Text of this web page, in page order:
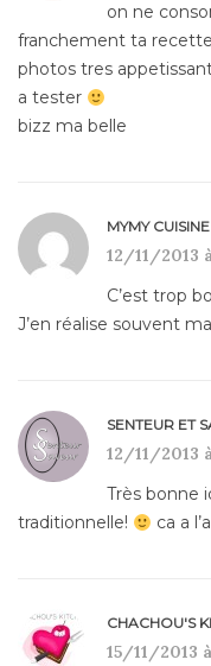
on ne
franchement ta
photos tres
a tester
bizz ma belle
MYMY CUISINE
12/11/2013
C’est trop
J’en réalise souvent
SENTEUR ET
12/11/2013
Très bonne
traditionnelle!
ca a
CHACHOU'S
15/11/2013